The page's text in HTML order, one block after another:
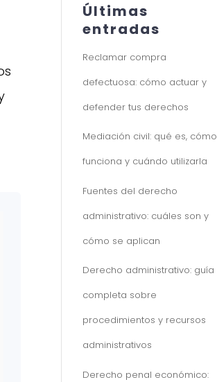
Últimas
entradas
Reclamar compra
defectuosa: cómo actuar y
defender tus derechos
Mediación civil: qué es, cómo
funciona y cuándo utilizarla
Fuentes del derecho
administrativo: cuáles son y
cómo se aplican
Derecho administrativo: guía
completa sobre
procedimientos y recursos
administrativos
Derecho penal económico: